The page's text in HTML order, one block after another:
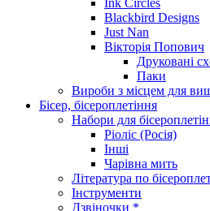
Blackbird Designs
Just Nan
Вікторія Попович
Друковані
Паки
Вироби з місцем для
Бісер, бісероплетіння
Набори для
Ріоліс (Росія)
Інші
Чарівна мить
Література по
Інструменти
Дзвіночки *